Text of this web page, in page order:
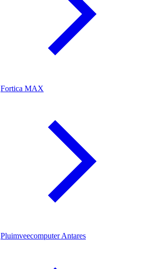
Fortica MAX
Pluimveecomputer Antares